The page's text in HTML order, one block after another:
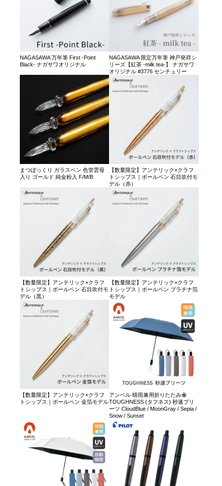
NAGASAWA 万年筆 First -Point
Black- ナガサワオリジナル
NAGASAWA 限定万年筆 神戸発祥シ
リーズ【紅茶 -milk tea-】 ナガサワ
オリジナル #3776 センチュリー
まつぼっくり ガラスペン 色管雲母
入り ゴールド 純金粉入 F/M/B
【数量限定】アンテリック×クラフ
トシップス｜ボールペン 石目吹付モ
デル（赤）
【数量限定】アンテリック×クラフ
トシップス｜ボールペン 石目吹付モ
デル（黒）
【数量限定】アンテリック×クラフ
トシップス｜ボールペン プラチナ箔
モデル
【数量限定】アンテリック×クラフ
トシップス｜ボールペン 金箔モデル
アンベル 晴雨兼用折りたたみ傘
TOUGHNESS (タフネス) 秒速プリ
ーツ CloudBlue / MoonGray / Sepia /
Snow / Sunset